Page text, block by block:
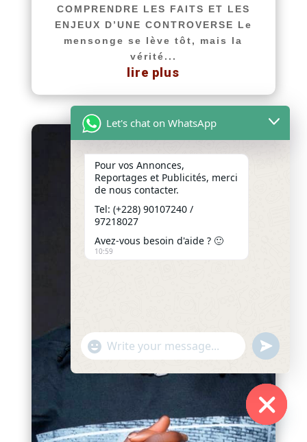
COMPRENDRE LES FAITS ET LES
ENJEUX D’UNE CONTROVERSE Le
mensonge se lève tôt, mais la
vérité...
lire plus
Hide
Let's chat on WhatsApp
Pour vos Annonces,
Reportages et Publicités, merci
de nous contacter.
Tel: (+228) 90107240 /
97218027
Avez-vous besoin d'aide ? 🙂
10:59
"+chaty_settings.lang.emoji_picker+"
WhatsApp
undefined